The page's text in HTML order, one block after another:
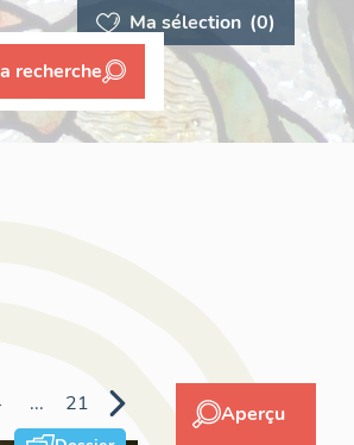
Ma sélection (0)
recherche
... 21 Aperçu